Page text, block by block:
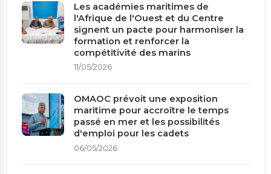
Les académies maritimes de
l'Afrique de l'Ouest et du Centre
signent un pacte pour harmoniser la
formation et renforcer la
compétitivité des marins
11/05/2026
OMAOC prévoit une exposition
maritime pour accroître le temps
passé en mer et les possibilités
d'emploi pour les cadets
06/05/2026